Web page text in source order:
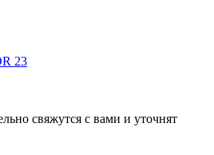
23
свяжутся с вами и уточнят